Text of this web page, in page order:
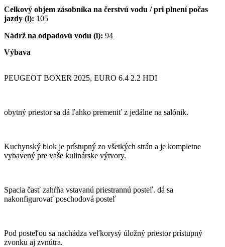
Celkový objem zásobníka na čerstvú vodu / pri plnení počas
jazdy (l): 105
Nádrž na odpadovú vodu (l): 94
Výbava
PEUGEOT BOXER 2025, EURO 6.4 2.2 HDI
obytný priestor sa dá ľahko premeniť z jedálne na salónik.
Kuchynský blok je prístupný zo všetkých strán a je kompletne
vybavený pre vaše kulinárske výtvory.
Spacia časť zahŕňa vstavanú priestrannú posteľ. dá sa
nakonfigurovať poschodová posteľ
Pod posteľou sa nachádza veľkorysý úložný priestor prístupný
zvonku aj zvnútra.